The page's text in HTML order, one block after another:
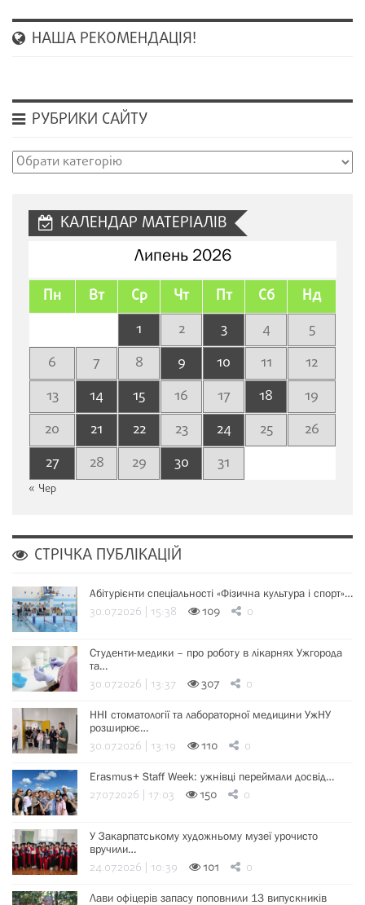
НАША РЕКОМЕНДАЦІЯ!
РУБРИКИ САЙТУ
Рубрики
КАЛЕНДАР МАТЕРІАЛІВ
Липень 2026
Пн Вт Ср Чт Пт Сб Нд
1 2 3 4
5
6
7 8 9 10 11
12
13
14 15 16 17 18
19
20
21 22 23 24 25
26
27
28 29 30 31
« Чер
СТРІЧКА ПУБЛІКАЦІЙ
Абітурієнти спеціальності «Фізична культура і спорт»…
30.07.2026 | 15:38 109 0
Студенти-медики – про роботу в лікарнях Ужгорода
та…
30.07.2026 | 13:37 307 0
ННІ стоматології та лабораторної медицини УжНУ
розширює…
30.07.2026 | 13:19 110 0
Erasmus+ Staff Week: ужнівці переймали досвід…
27.07.2026 | 17:03 150 0
У Закарпатському художньому музеї урочисто
вручили…
24.07.2026 | 10:39 101 0
Лави офіцерів запасу поповнили 13 випускників